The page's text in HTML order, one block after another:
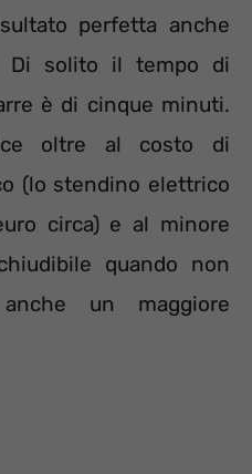
perfetta anche
Di solito il tempo di
è di cinque minuti.
oltre al costo di
(lo stendino elettrico
circa) e al minore
quando non
un maggiore